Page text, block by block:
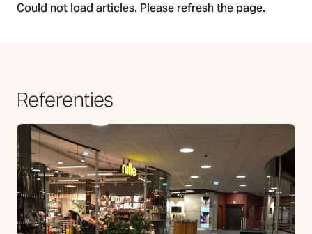
Could not load articles. Please refresh the page.
Referenties